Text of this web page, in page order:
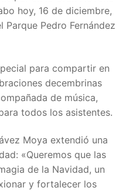
hoy, 16 de diciembre,
Pedro Fernández
para compartir en
decembrinas
de música,
todos los asistentes.
Moya extendió una
«Queremos que las
de la Navidad, un
y fortalecer los